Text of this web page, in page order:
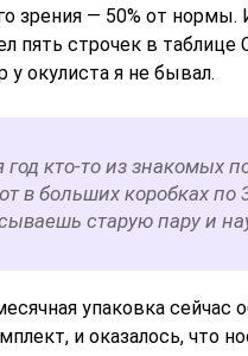
зрения — 50% от
пять строчек в
у окулиста я не бывал.
год кто-то из знакомых
в больших коробках
старую пару и
упаковка сейчас
и оказалось, что